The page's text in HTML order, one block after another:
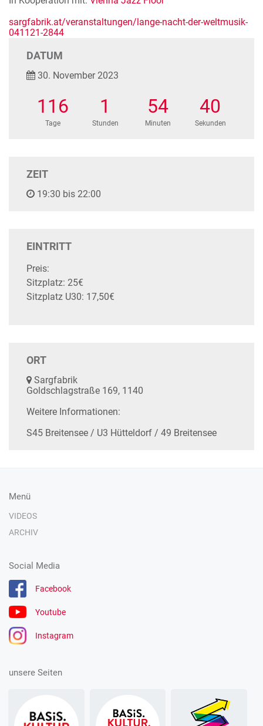
sargfabrik.at/veranstaltungen/lange-nacht-der-weltmusik-
041121-2844
DATUM
30. November 2023
116
Tage
1
Stunden
54
Minuten
40
Sekunden
ZEIT
19:30 bis 22:00
EINTRITT
Preis:
Sitzplatz: 25€
Sitzplatz U30: 17,50€
ORT
Sargfabrik
Goldschlagstraße 169, 1140
Weitere Informationen:
S45 Breitensee / U3 Hütteldorf / 49 Breitensee
Menü
VIDEOS
ARCHIV
Social Media
Facebook
Youtube
Instagram
unsere Seiten